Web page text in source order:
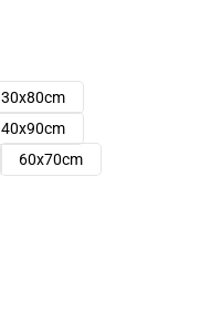
30x80cm
40x90cm
60x70cm